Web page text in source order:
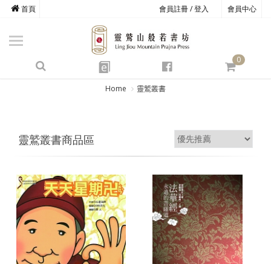
會員註冊 / 登入 會員中心
首頁
e
0
商品總覽
心道書庫
靈鷲叢書
心靈影音
方寸之間
Home 靈鷲叢書
靈鷲叢書商品區